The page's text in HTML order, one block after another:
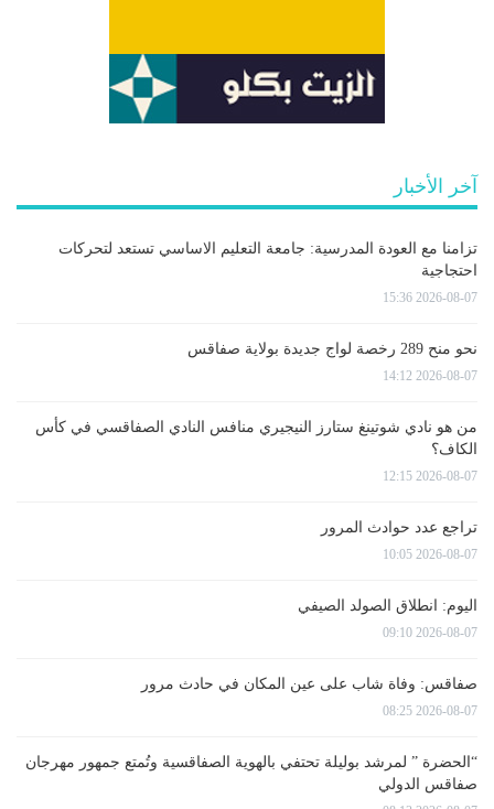
آخر الأخبار
تزامنا مع العودة المدرسية: جامعة التعليم الاساسي تستعد لتحركات
احتجاجية
2026-08-07 15:36
نحو منح 289 رخصة لواج جديدة بولاية صفاقس
2026-08-07 14:12
من هو نادي شوتينغ ستارز النيجيري منافس النادي الصفاقسي في كأس
الكاف؟
2026-08-07 12:15
تراجع عدد حوادث المرور
2026-08-07 10:05
اليوم: انطلاق الصولد الصيفي
2026-08-07 09:10
صفاقس: وفاة شاب على عين المكان في حادث مرور
2026-08-07 08:25
“الحضرة ” لمرشد بوليلة تحتفي بالهوية الصفاقسية وتُمتع جمهور مهرجان
صفاقس الدولي